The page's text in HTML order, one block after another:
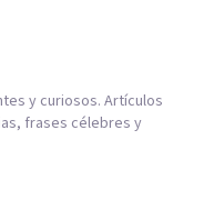
y curiosos. Artículos
frases célebres y